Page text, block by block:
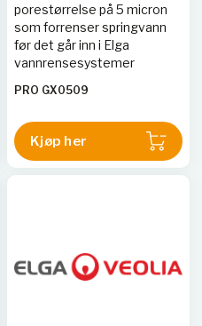
porestørrelse på 5 micron
som forrenser springvann
før det går inn i Elga
vannrensesystemer
PRO GX0509
Kjøp her